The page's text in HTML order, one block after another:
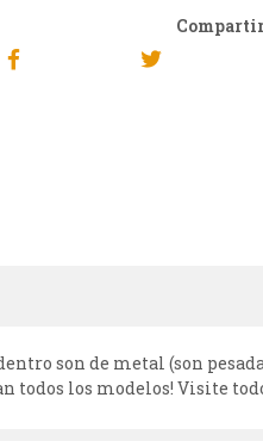
son de metal (son
todos los modelos! Visite